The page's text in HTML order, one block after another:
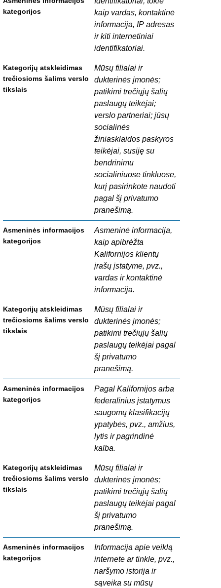
kaip vardas, kontaktinė
informacija, IP adresas
ir kiti internetiniai
identifikatoriai.
Mūsų filialai ir
dukterinės įmonės;
patikimi trečiųjų šalių
paslaugų teikėjai;
verslo partneriai; jūsų
socialinės
žiniasklaidos paskyros
teikėjai, susiję su
bendrinimu
socialiniuose tinkluose,
kurį pasirinkote naudoti
pagal šį privatumo
pranešimą.
Asmeninė informacija,
kaip apibrėžta
Kalifornijos klientų
įrašų įstatyme, pvz.,
vardas ir kontaktinė
informacija.
Mūsų filialai ir
dukterinės įmonės;
patikimi trečiųjų šalių
paslaugų teikėjai pagal
šį privatumo
pranešimą.
Pagal Kalifornijos arba
federalinius įstatymus
saugomų klasifikacijų
ypatybės, pvz., amžius,
lytis ir pagrindinė
kalba.
Mūsų filialai ir
dukterinės įmonės;
patikimi trečiųjų šalių
paslaugų teikėjai pagal
šį privatumo
pranešimą.
Informacija apie veiklą
internete ar tinkle, pvz.,
naršymo istorija ir
sąveika su mūsų